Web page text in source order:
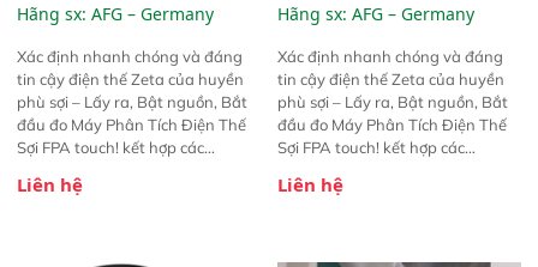
Hãng sx: AFG – Germany
Xác định nhanh chóng và đáng
tin cậy điện thế Zeta của huyền
phù sợi – Lấy ra, Bật nguồn, Bắt
đầu đo Máy Phân Tích Điện Thế
Sợi FPA touch! kết hợp các
được chứng minh với sự đơn giản
trước đó. Nhưng so với các phiên
Liên hệ
Hãng sx: AFG – Germany
Xác định nhanh chóng và đáng
tin cậy điện thế Zeta của huyền
phù sợi – Lấy ra, Bật nguồn, Bắt
đầu đo Máy Phân Tích Điện Thế
Sợi FPA touch! kết hợp các
được chứng minh với sự đơn giản
trước đó. Nhưng so với các phiên
Liên hệ